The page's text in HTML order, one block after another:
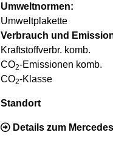
Umweltnormen:
Umweltplakette
Verbrauch und
Kraftstoffverbr. komb.
CO2-Emissionen komb.
CO2-Klasse
Standort
Details zum